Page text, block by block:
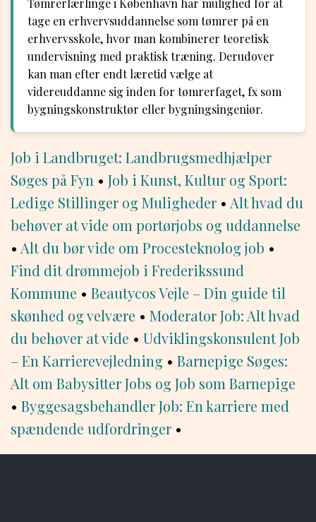
tage en erhvervsuddannelse som tømrer på en
erhvervsskole, hvor man kombinerer teoretisk
undervisning med praktisk træning. Derudover
kan man efter endt læretid vælge at
videreuddanne sig inden for tømrerfaget, fx som
bygningskonstruktør eller bygningsingeniør.
Job i Landbruget: Landbrugsmedhjælper
Søges på Fyn • Job i Kunst, Kultur og Sport:
Ledige Stillinger og Muligheder • Alt hvad du
behøver at vide om portørjobs og uddannelse
• Alt du bør vide om Procesteknolog job •
Find dit drømmejob i Frederikssund
Kommune • Beautycos Vejle – Din guide til
skønhed og velvære • Moderator Job: Alt hvad
du behøver at vide • Udviklingskonsulent Job
– En Karrierevejledning • Barnepige Søges:
Alt om Babysitter Jobs og Job som Barnepige
• Byggesagsbehandler Job: En karriere med
spændende udfordringer •